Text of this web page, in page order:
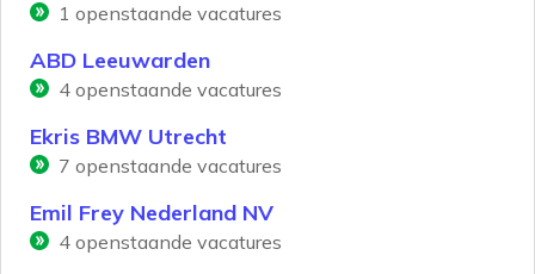
1 openstaande vacatures
ABD Leeuwarden
4 openstaande vacatures
Ekris BMW Utrecht
7 openstaande vacatures
Emil Frey Nederland NV
4 openstaande vacatures